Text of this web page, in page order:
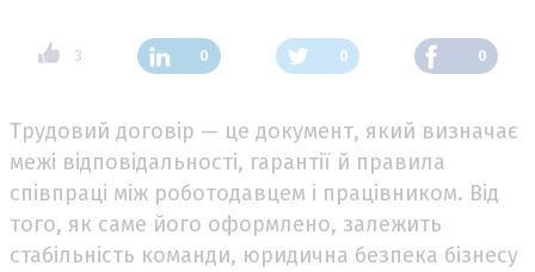
3 0 0 0
Трудовий договір — це документ, який визначає
межі відповідальності, гарантії й правила
співпраці між роботодавцем і працівником. Від
того, як саме його оформлено, залежить
стабільність команди, юридична безпека бізнесу